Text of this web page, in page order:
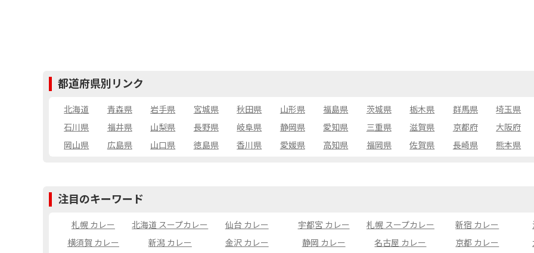
都道府県別リンク
北海道 青森県 岩手県 宮城県 秋田県 山形県 福島県 茨城県 栃木県 群馬県 埼玉県
石川県
福井県 山梨県 長野県 岐阜県 静岡県 愛知県 三重県 滋賀県 京都府 大阪府
岡山県
広島県 山口県 徳島県 香川県 愛媛県 高知県 福岡県 佐賀県 長崎県 熊本県
注目のキーワード
札幌 カレー 北海道 スープカレー 仙台 カレー 宇都宮 カレー 札幌 スープカレー 新宿 カレー
横須賀 カレー
新潟 カレー 金沢 カレー 静岡 カレー 名古屋 カレー 京都 カレー